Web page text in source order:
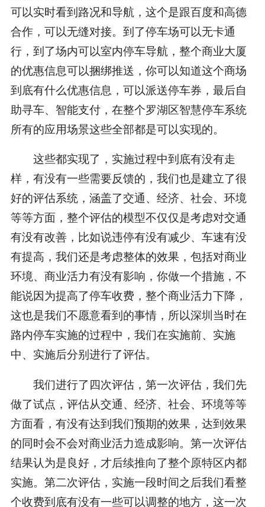
可以实时看到路况和导航，这个是跟百度和高德
合作，可以无缝对接。到了停车场可以无卡通
行，到了场内可以室内停车导航，整个商业大厦
的优惠信息可以捆绑推送，你可以知道这个商场
到底有什么优惠信息，可以派送停车券，最后自
助寻车、智能支付，在整个罗湖区智慧停车系统
所有的应用场景这些全部都是可以实现的。
这些都实现了，实施过程中到底有没有走
样，有没有一些需要反馈的，我们也是建立了很
好的评估系统，涵盖了交通、经济、社会、环境
等等方面，整个评估的模型不仅仅是考虑对交通
有没有改善，比如说违停有没有减少、车速有没
有提高，我们还是考虑整体的效果，包括对商业
环境、商业活力有没有影响，你做一个措施，不
能说因为提高了停车收费，整个商业活力下降，
这也是我们不愿意看到的事情，所以深圳当时在
路内停车实施的过程中，我们在实施前、实施
中、实施后分别进行了评估。
我们进行了四次评估，第一次评估，我们先
做了试点，评估从交通、经济、社会、环境等等
方面看，有没有达到我们预期的效果，达到效果
的同时会不会对商业活力造成影响。第一次评估
结果认为是良好，才后续推向了整个原特区内都
实施。第二次评估，实施一段时间之后我们看整
个收费到底有没有一些可以调整的地方，这一次